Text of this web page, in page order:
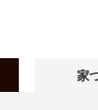
家